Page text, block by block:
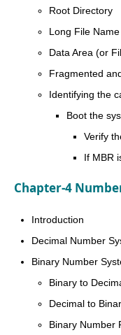
Root Directory
Long File
Data Area (or
Fragmented
Identifying the
Boot the
Verify
If MBR
Chapter-4
Introduction
Decimal Number
Binary Number
Binary to
Decimal to
Binary Number